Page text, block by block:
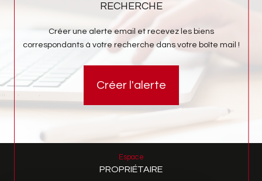
RECHERCHE
Créer une alerte email et recevez les biens
correspondants à votre recherche dans votre boîte mail !
Créer l'alerte
Espace
PROPRIÉTAIRE